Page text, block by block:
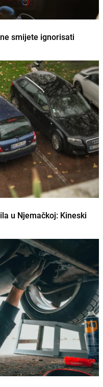
smijete ignorisati
u Njemačkoj: Kineski